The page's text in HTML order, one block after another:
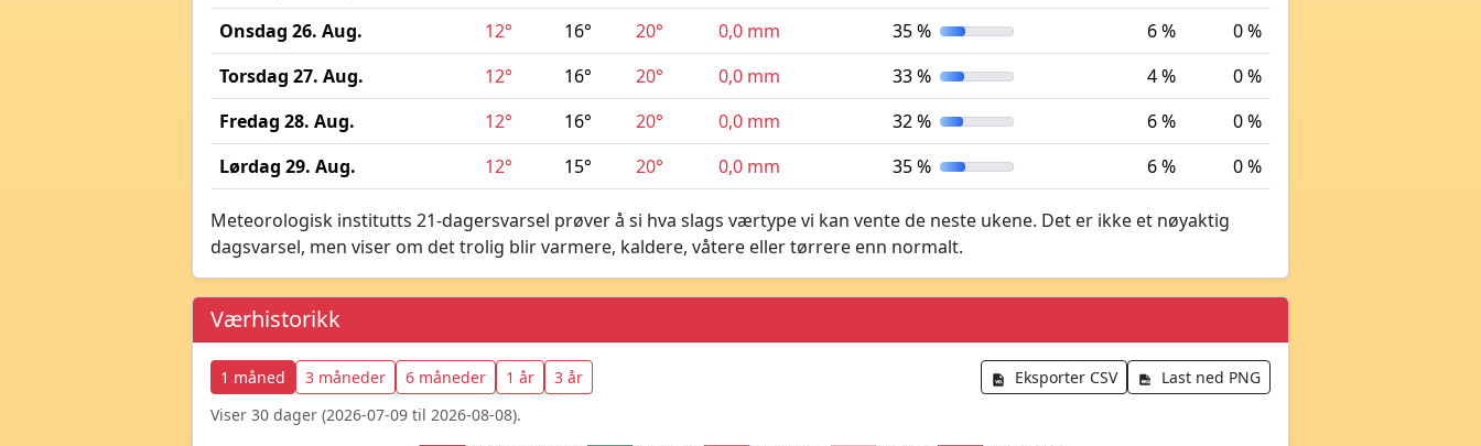
Onsdag 26. Aug.
12° 16° 20° 0,0 mm 35 % 6 %
0 %
Torsdag 27. Aug.
12° 16° 20° 0,0 mm 33 % 4 %
0 %
Fredag 28. Aug.
12° 16° 20° 0,0 mm 32 % 6 %
0 %
Lørdag 29. Aug.
12° 15° 20° 0,0 mm 35 % 6 % 0 %
Meteorologisk institutts 21-dagersvarsel prøver å si hva slags værtype vi kan vente de neste ukene. Det er ikke et nøyaktig
dagsvarsel, men viser om det trolig blir varmere, kaldere, våtere eller tørrere enn normalt.
Værhistorikk
1 måned 3 måneder 6 måneder 1 år 3 år Eksporter CSV
Last ned PNG
Viser 30 dager (2026-07-09 til 2026-08-08).